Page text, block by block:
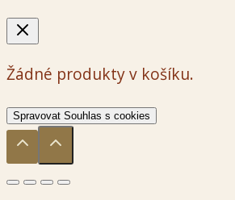
Žádné produkty v košíku.
Spravovat Souhlas s cookies